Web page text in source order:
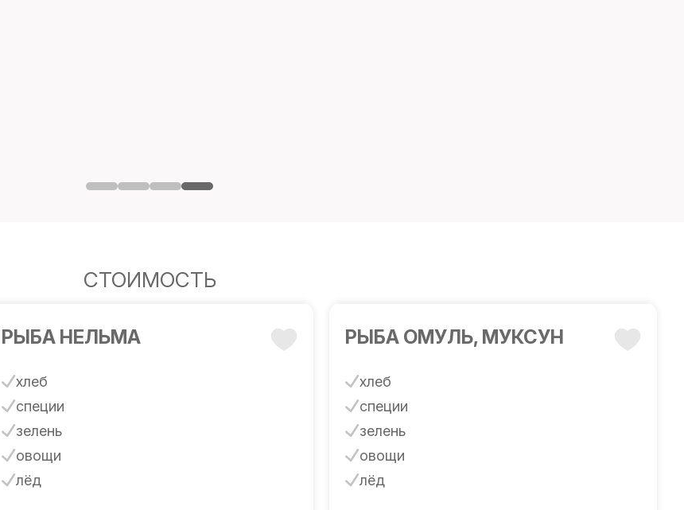
СТОИМОСТЬ
РЫБА НЕЛЬМА
хлеб
специи
зелень
овощи
лёд
РЫБА ОМУЛЬ, МУКСУН
хлеб
специи
зелень
овощи
лёд